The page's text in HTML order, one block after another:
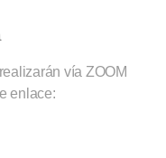
vía ZOOM
enlace: